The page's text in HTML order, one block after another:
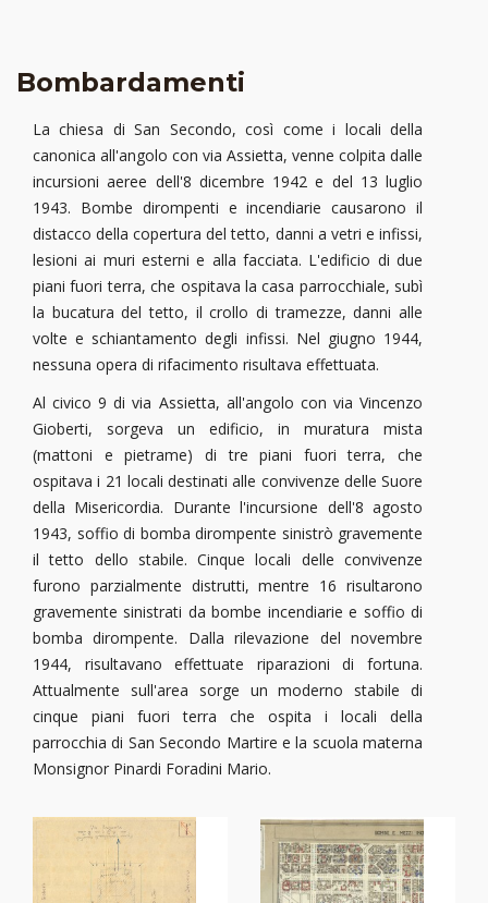
Bombardamenti
La chiesa di San Secondo, così come i locali della
canonica all'angolo con via Assietta, venne colpita dalle
incursioni aeree dell'8 dicembre 1942 e del 13 luglio
1943. Bombe dirompenti e incendiarie causarono il
distacco della copertura del tetto, danni a vetri e infissi,
lesioni ai muri esterni e alla facciata. L'edificio di due
piani fuori terra, che ospitava la casa parrocchiale, subì
la bucatura del tetto, il crollo di tramezze, danni alle
volte e schiantamento degli infissi. Nel giugno 1944,
nessuna opera di rifacimento risultava effettuata.
Al civico 9 di via Assietta, all'angolo con via Vincenzo
Gioberti, sorgeva un edificio, in muratura mista
(mattoni e pietrame) di tre piani fuori terra, che
ospitava i 21 locali destinati alle convivenze delle Suore
della Misericordia. Durante l'incursione dell'8 agosto
1943, soffio di bomba dirompente sinistrò gravemente
il tetto dello stabile. Cinque locali delle convivenze
furono parzialmente distrutti, mentre 16 risultarono
gravemente sinistrati da bombe incendiarie e soffio di
bomba dirompente. Dalla rilevazione del novembre
1944, risultavano effettuate riparazioni di fortuna.
Attualmente sull'area sorge un moderno stabile di
cinque piani fuori terra che ospita i locali della
parrocchia di San Secondo Martire e la scuola materna
Monsignor Pinardi Foradini Mario.